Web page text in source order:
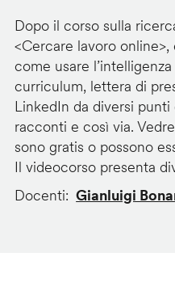
Dopo il corso sulla
<Cercare lavoro online
come usare
curriculum, lettera di
LinkedIn da diversi
racconti e così via.
sono gratis o possono
Il videocorso presenta
Docenti
Gianluigi